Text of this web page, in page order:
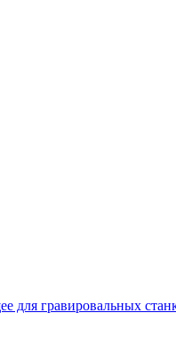
для гравировальных